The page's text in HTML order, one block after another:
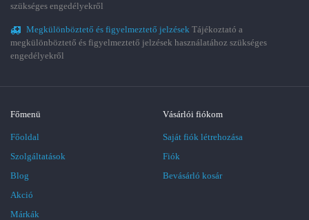
szükséges engedélyekről
Megkülönböztető és figyelmeztető jelzések Tájékoztató a
megkülönböztető és figyelmeztető jelzések használatához szükséges
engedélyekről
Főmenü
Főoldal
Szolgáltatások
Blog
Akció
Márkák
Vásárlói fiókom
Saját fiók létrehozása
Fiók
Bevásárló kosár